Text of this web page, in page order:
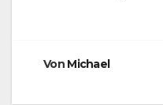
Von Michael